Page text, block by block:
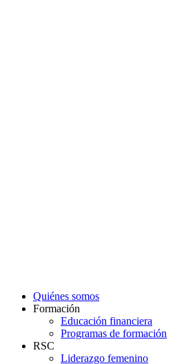
Quiénes somos
Formación
Educación financiera
Programas de formación
RSC
Liderazgo femenino